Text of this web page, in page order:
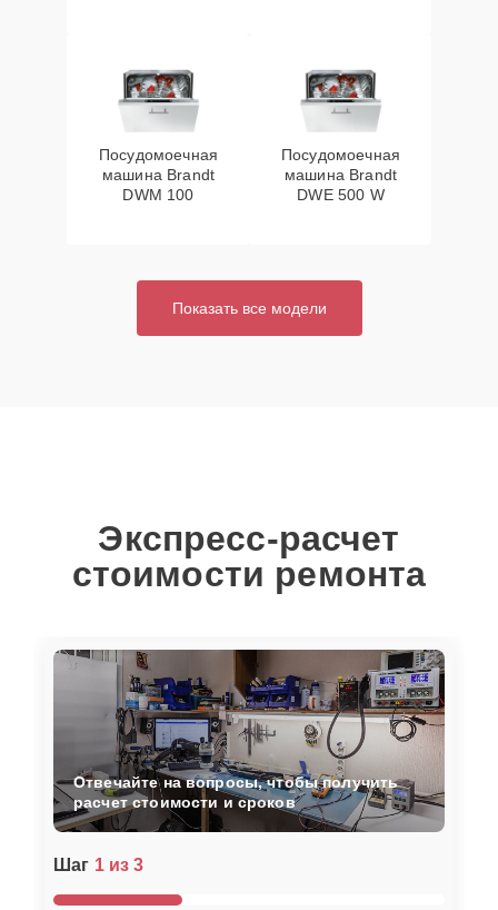
Посудомоечная
машина Brandt
DWM 100
Посудомоечная
машина Brandt
DWE 500 W
Показать все модели
Экспресс-расчет
стоимости ремонта
Шаг 1 из 3
Отвечайте на вопросы, чтобы получить
расчет стоимости и сроков